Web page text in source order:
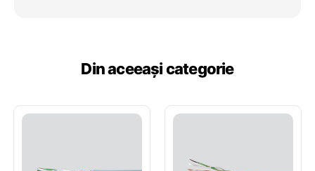
Din aceeași categorie